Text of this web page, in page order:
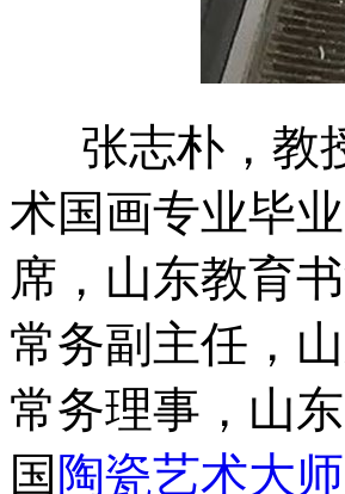
张志朴，教
术国画专业毕
席，山东教育
常务副主任，
常务理事，山
国 陶瓷艺术大师